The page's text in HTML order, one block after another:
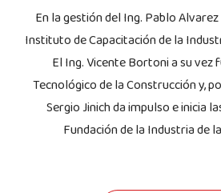
En la gestión del Ing. Pablo
Instituto de Capacitación de la
El Ing. Vicente Bortoni a su
Tecnológico de la Construcción y,
Sergio Jinich da impulso e inicia
Fundación de la Industria de